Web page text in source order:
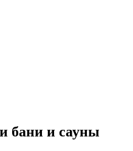
бани и сауны